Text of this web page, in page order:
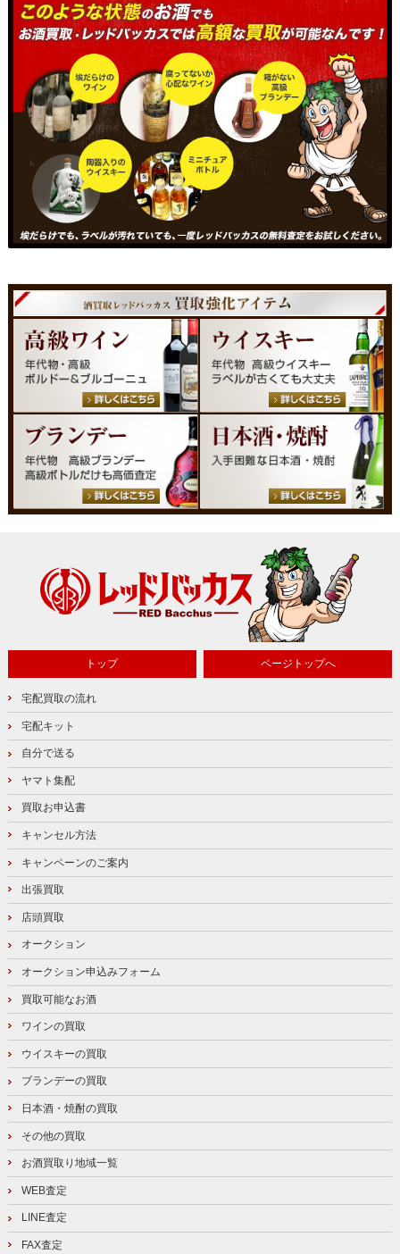
トップ ページトップへ
宅配買取の流れ
宅配キット
自分で送る
ヤマト集配
買取お申込書
キャンセル方法
キャンペーンのご案内
出張買取
店頭買取
オークション
オークション申込みフォーム
買取可能なお酒
ワインの買取
ウイスキーの買取
ブランデーの買取
日本酒・焼酎の買取
その他の買取
お酒買取り地域一覧
WEB査定
LINE査定
FAX査定